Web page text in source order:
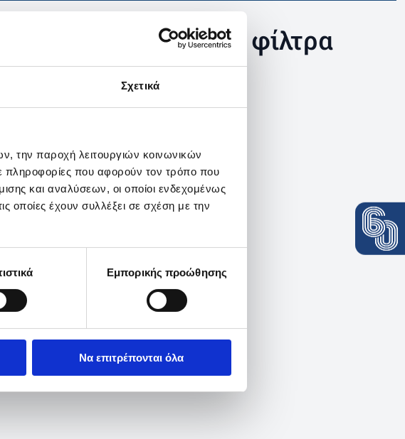
Σχετικά
την παροχή λειτουργιών κοινωνικών
πληροφορίες που αφορούν τον τρόπο που
και αναλύσεων, οι οποίοι ενδεχομένως
οποίες έχουν συλλέξει σε σχέση με την
Εμπορικής προώθησης
Να επιτρέπονται όλα
τα συγκεκριμένα φίλτρα